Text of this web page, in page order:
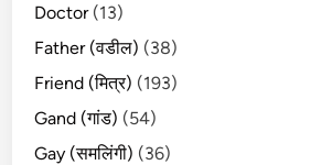
Doctor(13)
Father (वडील) (38)
Friend (मित्र) (193)
Gand (गांड) (54)
Gay (समलिंगी) (36)